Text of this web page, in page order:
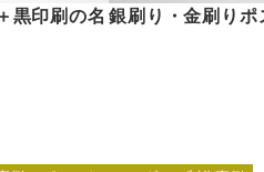
黒印刷の名 銀刷り・金刷りポ